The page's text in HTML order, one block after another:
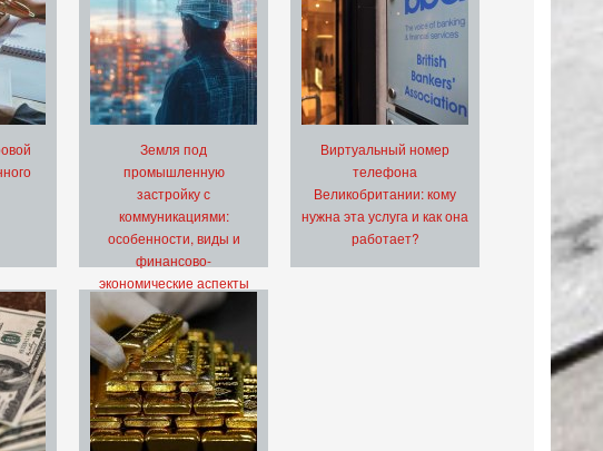
Земля под
промышленную
застройку с
коммуникациями:
особенности, виды и
финансово-
экономические аспекты
Виртуальный номер
телефона
Великобритании: кому
нужна эта услуга и как она
работает?